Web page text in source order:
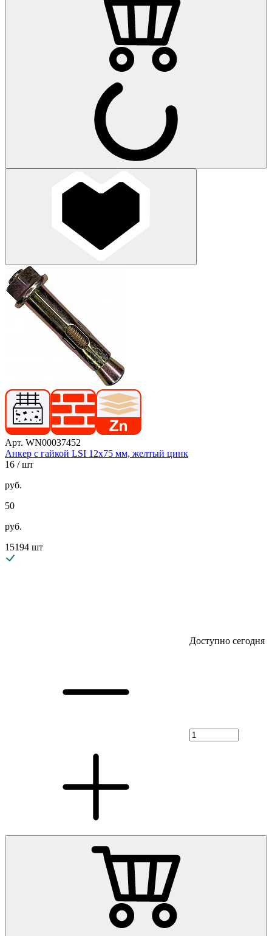
Арт. WN00037452
Анкер с гайкой LSI 12х75 мм, желтый цинк
16 / шт
руб.
50
руб.
15194 шт
Доступно сегодня